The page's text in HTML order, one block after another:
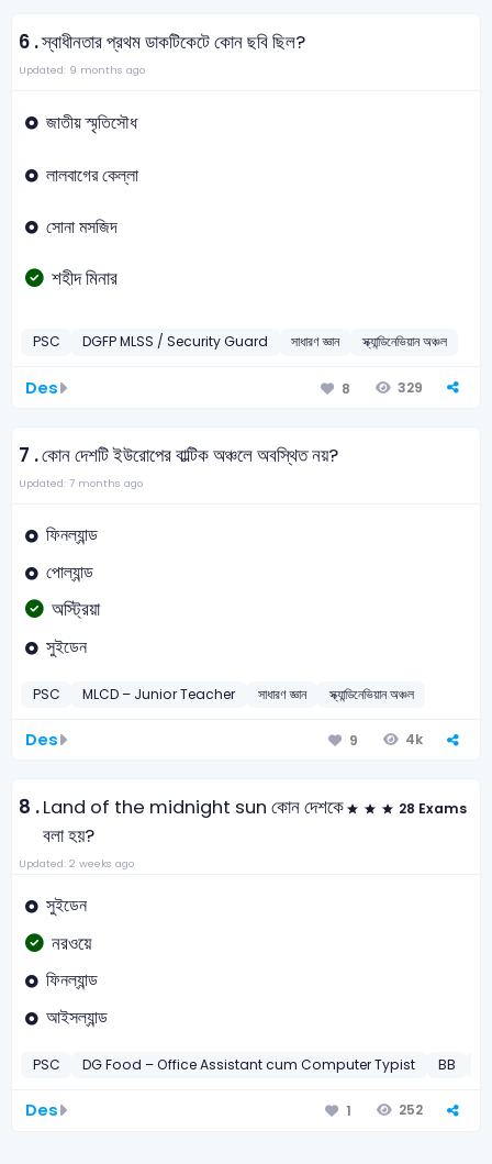
6 .স্বাধীনতার প্রথম ডাকটিকেটে কোন ছবি ছিল?
Updated: 9 months ago
জাতীয় স্মৃতিসৌধ
লালবাগের কেল্লা
সোনা মসজিদ
শহীদ মিনার
PSC DGFP MLSS / Security Guard সাধারণ জ্ঞান স্ক্যান্ডিনেভিয়ান অঞ্চল
Des 8 329
7 .কোন দেশটি ইউরোপের বাল্টিক অঞ্চলে অবস্থিত নয়?
Updated: 7 months ago
ফিনল্যান্ড
পোল্যান্ড
অস্ট্রিয়া
সুইডেন
PSC MLCD – Junior Teacher সাধারণ জ্ঞান স্ক্যান্ডিনেভিয়ান অঞ্চল
Des 9 4k
8 .Land of the midnight sun কোন দেশকে
বলা হয়?
28 Exams
Updated: 2 weeks ago
সুইডেন
নরওয়ে
ফিনল্যান্ড
আইসল্যান্ড
PSC DG Food – Office Assistant cum Computer Typist BB
Des 1 252